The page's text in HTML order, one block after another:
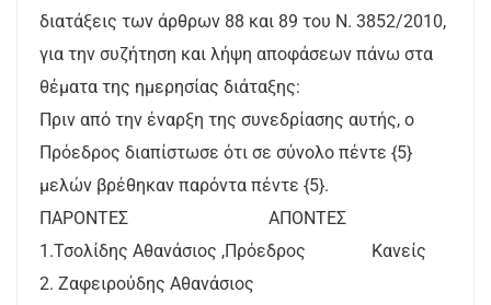
διατάξεις των άρθρων 88 και 89 του Ν. 3852/2010,
για την συζήτηση και λήψη αποφάσεων πάνω στα
θέματα της ημερησίας διάταξης:
Πριν από την έναρξη της συνεδρίασης αυτής, ο
Πρόεδρος διαπίστωσε ότι σε σύνολο πέντε {5}
μελών βρέθηκαν παρόντα πέντε {5}.
ΠΑΡΟΝΤΕΣ ΑΠΟΝΤΕΣ
1.Τσολίδης Αθανάσιος ,Πρόεδρος Κανείς
2. Ζαφειρούδης Αθανάσιος